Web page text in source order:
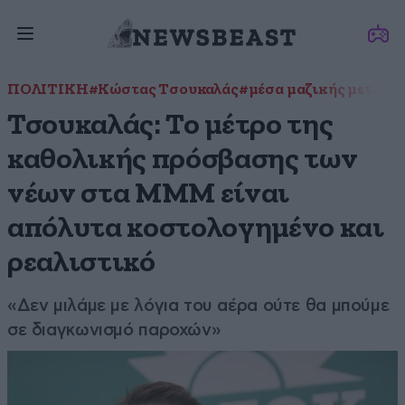
ΠΟΛΙΤΙΚΗ#Κώστας Τσουκαλάς#μέσα μαζικής
Τσουκαλάς: Το μέτρο της
καθολικής πρόσβασης των
νέων στα ΜΜΜ είναι
απόλυτα κοστολογημένο και
ρεαλιστικό
«Δεν μιλάμε με λόγια του αέρα ούτε θα μπούμε
σε διαγκωνισμό παροχών»